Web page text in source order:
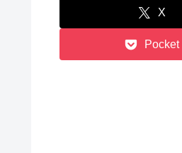
X
Pocket